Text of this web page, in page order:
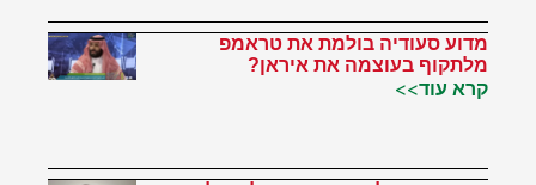
מדוע סעודיה בולמת את טראמפ
מלתקוף בעוצמה את איראן?
קרא עוד>>